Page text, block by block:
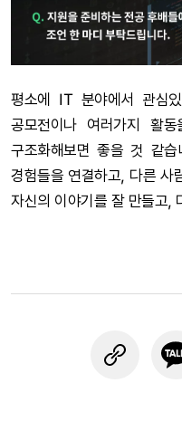
평소에 IT 분야에서 관심
공모전이나 여러가지 활
구조화해보면 좋을 것 같
경험들을 연결하고, 다른 사
자신의 이야기를 잘 만들고,